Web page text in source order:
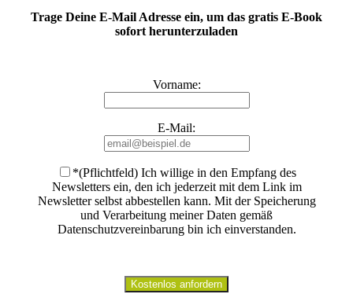
Trage Deine E-Mail Adresse ein, um das gratis E-Book
sofort herunterzuladen
Vorname:
E-Mail:
*(Pflichtfeld) Ich willige in den Empfang des
Newsletters ein, den ich jederzeit mit dem Link im
Newsletter selbst abbestellen kann. Mit der Speicherung
und Verarbeitung meiner Daten gemäß
Datenschutzvereinbarung bin ich einverstanden.